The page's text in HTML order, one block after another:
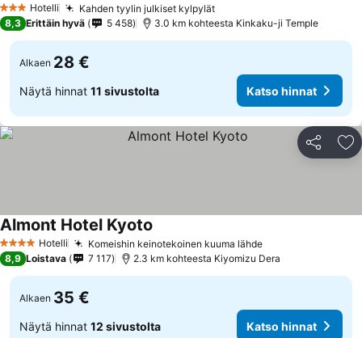
3 Tähtiluokitus
Hotelli Kahden tyylin julkiset kylpylätKatso hinnat
8,3 Erittäin hyvä 5 458 3.0 km kohteesta Kinkaku-ji Temple
Alkaen 28 €
Näytä hinnat 11 sivustolta Katso hinnat
Jaa
4 Tähtiluokitus
Hotelli Komeishin keinotekoinen kuuma lähdeKatso hinnat
Almont Hotel Kyoto
8,9 Loistava 7 117 2.3 km kohteesta Kiyomizu Dera
Alkaen 35 €
Näytä hinnat 12 sivustolta Katso hinnat